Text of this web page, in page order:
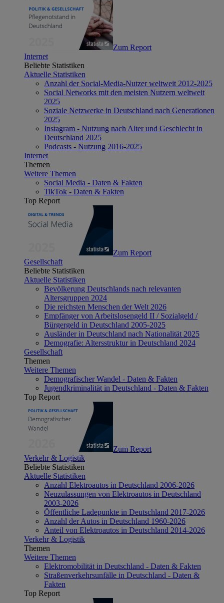
Zum Report
Internet
Beliebte Statistiken
Aktuelle Statistiken
Anzahl der Social-Media-Nutzer weltweit 2012-2025
Social Networks mit den meisten Nutzern weltweit
2025
Soziale Netzwerke in Deutschland nach Generationen
2025
Instagram - Nutzung nach Alter und Geschlecht in
Deutschland 2025
Podcasts - Nutzung 2016-2025
Internet
Themen
Weitere Themen
Social Media - Daten & Fakten
TikTok - Daten & Fakten
Top Report
Zum Report
Gesellschaft
Beliebte Statistiken
Aktuelle Statistiken
Bevölkerung Deutschlands nach relevanten
Altersgruppen 2024
Die reichsten Menschen der Welt 2026
Empfänger von Arbeitslosengeld II / Sozialgeld /
Bürgergeld in Deutschland 2005-2025
Ausländer in Deutschland nach Nationalität 2025
Demografie: Altersstruktur in Deutschland 2024
Gesellschaft
Themen
Weitere Themen
Demografischer Wandel - Daten & Fakten
Jugendkriminalität in Deutschland - Daten & Fakten
Top Report
Zum Report
Verkehr & Logistik
Beliebte Statistiken
Aktuelle Statistiken
Anzahl Elektroautos in Deutschland 2006-2026
Neuzulassungen von Elektroautos in Deutschland
2003-2026
Öffentliche Ladepunkte in Deutschland 2017-2026
Anzahl der Autos in Deutschland 1960-2026
Anteil von Elektroautos in Deutschland 2014-2026
Verkehr & Logistik
Themen
Weitere Themen
Elektromobilität in Deutschland - Daten & Fakten
Straßenverkehrsunfälle in Deutschland - Daten &
Fakten
Top Report